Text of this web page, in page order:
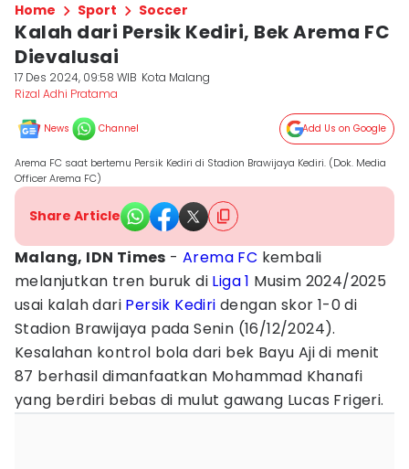
Home Sport Soccer
Kalah dari Persik Kediri, Bek Arema FC
Dievalusai
17 Des 2024, 09:58 WIB Kota Malang
Rizal Adhi Pratama
News Channel Add Us on Google
Arema FC saat bertemu Persik Kediri di Stadion Brawijaya Kediri. (Dok. Media
Officer Arema FC)
Share Article
Malang, IDN Times -Arema FC kembali
melanjutkan tren buruk di Liga 1 Musim 2024/2025
usai kalah dari Persik Kediri dengan skor 1-0 di
Stadion Brawijaya pada Senin (16/12/2024).
Kesalahan kontrol bola dari bek Bayu Aji di menit
87 berhasil dimanfaatkan Mohammad Khanafi
yang berdiri bebas di mulut gawang Lucas Frigeri.